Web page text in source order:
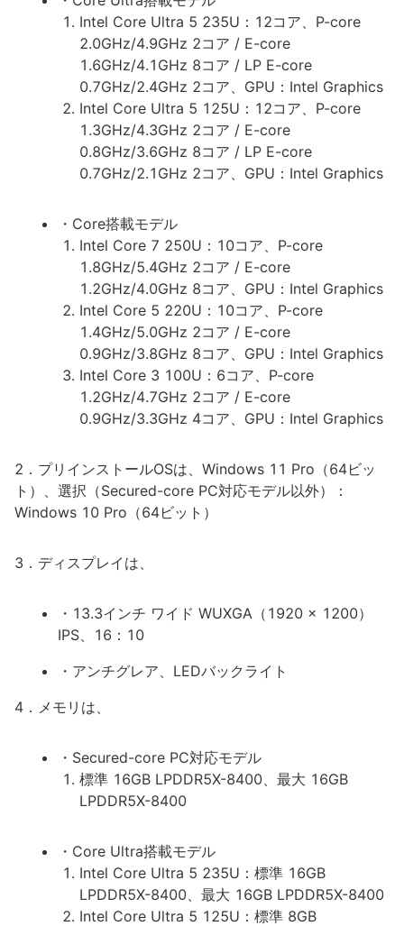
Intel Core Ultra 5 235U：12コア、P-core
2.0GHz/4.9GHz 2コア / E-core
1.6GHz/4.1GHz 8コア / LP E-core
0.7GHz/2.4GHz 2コア、GPU：Intel Graphics
Intel Core Ultra 5 125U：12コア、P-core
1.3GHz/4.3GHz 2コア / E-core
0.8GHz/3.6GHz 8コア / LP E-core
0.7GHz/2.1GHz 2コア、GPU：Intel Graphics
・Core搭載モデル
Intel Core 7 250U：10コア、P-core
1.8GHz/5.4GHz 2コア / E-core
1.2GHz/4.0GHz 8コア、GPU：Intel Graphics
Intel Core 5 220U：10コア、P-core
1.4GHz/5.0GHz 2コア / E-core
0.9GHz/3.8GHz 8コア、GPU：Intel Graphics
Intel Core 3 100U：6コア、P-core
1.2GHz/4.7GHz 2コア / E-core
0.9GHz/3.3GHz 4コア、GPU：Intel Graphics
2．プリインストールOSは、Windows 11 Pro（64ビッ
ト）、選択（Secured-core PC対応モデル以外）：
Windows 10 Pro（64ビット）
3．ディスプレイは、
・13.3インチ ワイド WUXGA（1920 x 1200）
IPS、16：10
・アンチグレア、LEDバックライト
4．メモリは、
・Secured-core PC対応モデル
標準 16GB LPDDR5X-8400、最大 16GB
LPDDR5X-8400
・Core Ultra搭載モデル
Intel Core Ultra 5 235U：標準 16GB
LPDDR5X-8400、最大 16GB LPDDR5X-8400
Intel Core Ultra 5 125U：標準 8GB